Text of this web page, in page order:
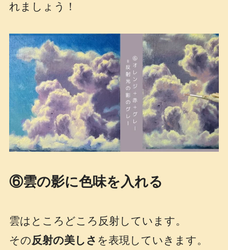
れましょう！
⑥雲の影に色味を入れる
雲はところどころ反射しています。
その反射の美しさ を表現していきます。